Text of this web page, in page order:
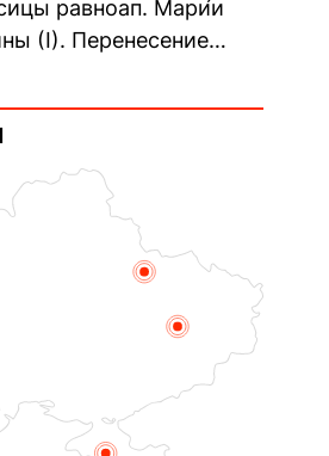
равноап. Мари́и
(I). Перенесение
(403–404). Прп.